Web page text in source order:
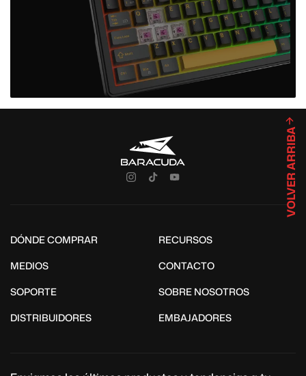
DÓNDE COMPRAR
RECURSOS
MEDIOS
CONTACTO
SOPORTE
SOBRE NOSOTROS
DISTRIBUIDORES
EMBAJADORES
VOLVER ARRIBA